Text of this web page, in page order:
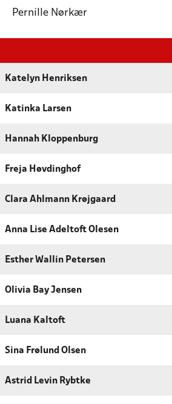
Pernille Nørkær
Katelyn Henriksen
Katinka Larsen
Hannah Kloppenburg
Freja Høvdinghof
Clara Ahlmann Krøjgaard
Anna Lise Adeltoft Olesen
Esther Wallin Petersen
Olivia Bay Jensen
Luana Kaltoft
Sina Frølund Olsen
Astrid Levin Rybtke